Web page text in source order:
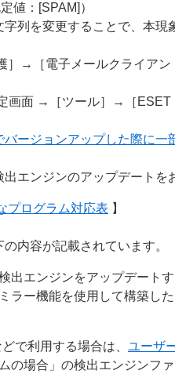
値：[SPAM]）
字列を変更することで、本現
］→［電子メールクライア
画面 →［ツール］→［ESET
バージョンアップした際に
出エンジンのアップデート
プログラム対応表 】
内容が記載されています。
出エンジンをアップデート
ラー機能を使用して構築し
で利用する場合は、 ユーザ
の場合」の検出エンジンフ